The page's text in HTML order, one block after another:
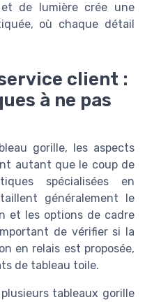
de lumière crée une
où chaque détail
client :
à ne pas
gorille, les aspects
autant que le coup de
spécialisées en
généralement le
et les options de cadre
de vérifier si la
en relais est proposée,
de tableau toile.
tableaux gorille